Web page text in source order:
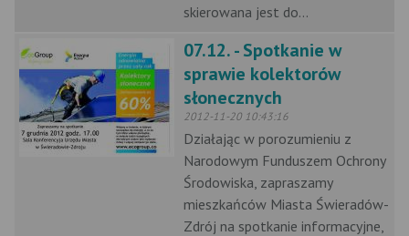
skierowana jest do...
07.12. - Spotkanie w
sprawie kolektorów
słonecznych
2012-11-20 10:43:16
Działając w porozumieniu z
Narodowym Funduszem Ochrony
Środowiska, zapraszamy
mieszkańców Miasta Świeradów-
Zdrój na spotkanie informacyjne,